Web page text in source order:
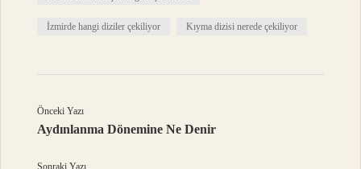
İzmirde hangi diziler çekiliyor Kıyma dizisi nerede çekiliyor
Önceki Yazı
Aydınlanma Dönemine Ne Denir